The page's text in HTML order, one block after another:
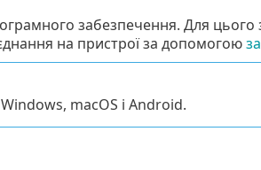
забезпечення. Для
на пристрої за допомогою
macOS і Android.